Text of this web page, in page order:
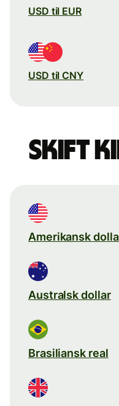
USD til EUR
USD til CNY
Skift
Amerikansk
Australsk dollar
Brasiliansk real